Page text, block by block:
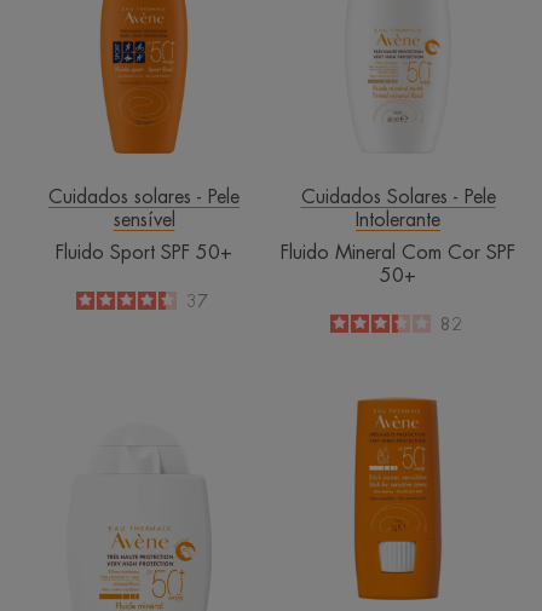
50+
Cuidados solares - Pele
sensível
Fluido Sport SPF 50+
4.4
/
5
37
Cor
SPF
50+
Cuidados Solares - Pele
Intolerante
Fluido Mineral Com Cor SPF
50+
3.3
/
5
82
Stick
para
Zonas
Sensíveis
SPF
50+